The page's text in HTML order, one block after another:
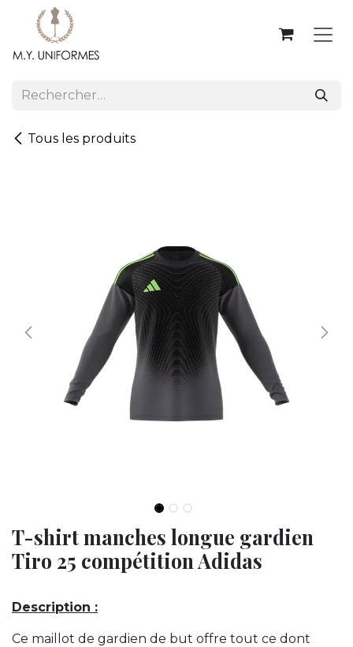
Se rendre au contenu
Tous les produits
T-shirt manches longue gardien
Tiro 25 compétition Adidas
Description :
Ce maillot de gardien de but offre tout ce dont